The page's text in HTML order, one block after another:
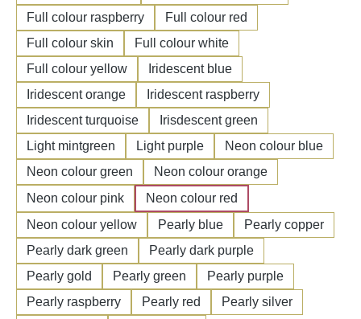
Full colour raspberry
Full colour red
Full colour skin
Full colour white
Full colour yellow
Iridescent blue
Iridescent orange
Iridescent raspberry
Iridescent turquoise
Irisdescent green
Light mintgreen
Light purple
Neon colour blue
Neon colour green
Neon colour orange
Neon colour pink
Neon colour red
Neon colour yellow
Pearly blue
Pearly copper
Pearly dark green
Pearly dark purple
Pearly gold
Pearly green
Pearly purple
Pearly raspberry
Pearly red
Pearly silver